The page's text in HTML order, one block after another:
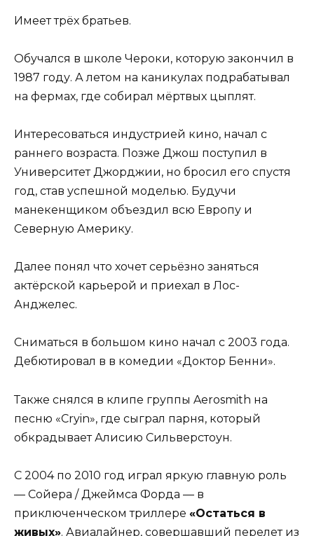
Имеет трёх братьев.
Обучался в школе Чероки, которую закончил в
1987 году. А летом на каникулах подрабатывал
на фермах, где собирал мёртвых цыплят.
Интересоваться индустрией кино, начал с
раннего возраста. Позже Джош поступил в
Университет Джорджии, но бросил его спустя
год, став успешной моделью. Будучи
манекенщиком объездил всю Европу и
Северную Америку.
Далее понял что хочет серьёзно заняться
актёрской карьерой и приехал в Лос-
Анджелес.
Сниматься в большом кино начал с 2003 года.
Дебютировал в в комедии «Доктор Бенни».
Также снялся в клипе группы Aerosmith на
песню «Cryin», где сыграл парня, который
обкрадывает Алисию Сильверстоун.
C 2004 по 2010 год играл яркую главную роль
— Сойера / Джеймса Форда — в
приключенческом триллере «Остаться в
живых». Авиалайнер, совершавший перелет из